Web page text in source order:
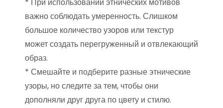
важно соблюдать умеренность. Слишком
большое количество узоров или текстур
может создать перегруженный и отвлекающий
образ.
* Смешайте и подберите разные этнические
узоры, но следите за тем, чтобы они
дополняли друг друга по цвету и стилю.